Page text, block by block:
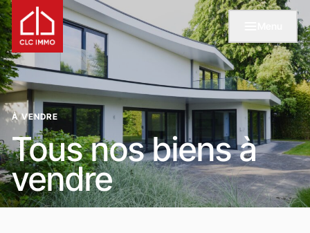
À VENDRE
Tous nos biens à
vendre